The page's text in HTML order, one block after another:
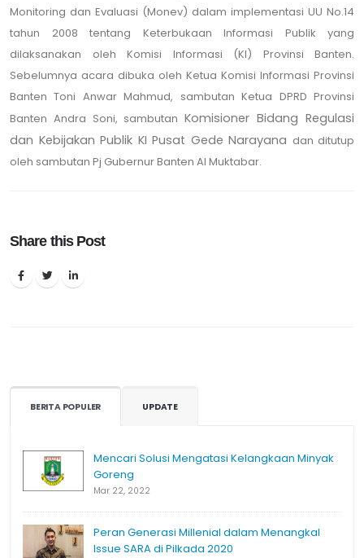
Monitoring dan Evaluasi (Monev) dalam implementasi UU No.14
tahun 2008 tentang Keterbukaan Informasi Publik yang
dilaksanakan oleh Komisi Informasi (KI) Provinsi Banten.
Sebelumnya acara dibuka oleh Ketua Komisi Informasi Provinsi
Banten Toni Anwar Mahmud, sambutan Ketua DPRD Provinsi
Banten Andra Soni, sambutanKomisioner Bidang Regulasi
dan Kebijakan Publik KI Pusat Gede Narayana dan ditutup
oleh sambutan Pj Gubernur Banten Al Muktabar.
Share this Post
BERITA POPULER UPDATE
Mencari Solusi Mengatasi Kelangkaan Minyak
Goreng
Mar 22, 2022
Peran Generasi Millenial dalam Menangkal
Issue SARA di Pilkada 2020